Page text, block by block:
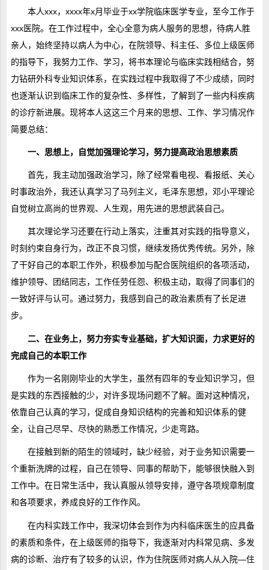
本人xxx，xxxx年x月毕业于xx学院临床医学专业，至今工作于
xxx医院。在工作过程中，全心全意为病人服务的思想，待病人胜
亲人，始终坚持以病人为中心，在院领导、科主任、多位上级医师
的指导下，我努力工作、学习，将书本理论与临床实践相结合，努
力钻研外科专业知识体系，在实践过程中我取得了不少成绩，同时
也逐渐认识到临床工作的复杂性、多样性，了解到了一些内科疾病
的诊疗新进展。现将本人这这三个月来的思想、工作、学习情况作
简要总结：
一、思想上，自觉加强理论学习，努力提高政治思想素质
首先，我主动加强政治学习，除了经常看电视、看报纸、关心
时事政治外，我还认真学习了马列主义，毛泽东思想，邓小平理论
自觉树立高尚的世界观、人生观，用先进的思想武装自己。
其次理论学习还要在行动上落实，注重其对实践的指导意义，
时刻约束自身行为，改正不良习惯，继续发扬优秀传统。另外，除
了干好自己的本职工作外，积极参加与配合医院组织的各项活动，
维护领导、团结同志，工作任劳任怨、积极主动，取得了同事们的
一致好评与认可。通过努力，我感到自己的政治素质有了长足进
步。
二、在业务上，努力夯实专业基础，扩大知识面，力求更好的
完成自己的本职工作
作为一名刚刚毕业的大学生，虽然有四年的专业知识学习，但
是实践的东西接触的少，对许多现场问题不了解。面对这种情况，
依靠自己认真的学习，促成自身知识结构的完善和知识体系的健
全，让自己尽早、尽快的熟悉工作情况，少走弯路。
在接触到新的陌生的领域时，缺少经验，对于业务知识需要一
个重新洗牌的过程，自己在领导、同事的帮助下，能够很快融入到
工作中。在日常生活中，我认真服从领导安排，遵守各项规章制度
和各项要求，养成良好的工作作风。
在内科实践工作中，我深切体会到作为内科临床医生的应具备
的素质和条件，在上级医师的指导下，我逐渐对内科常见病、多发
病的诊断、治疗有了较多的认识，作为住院医师对病人从入院—住